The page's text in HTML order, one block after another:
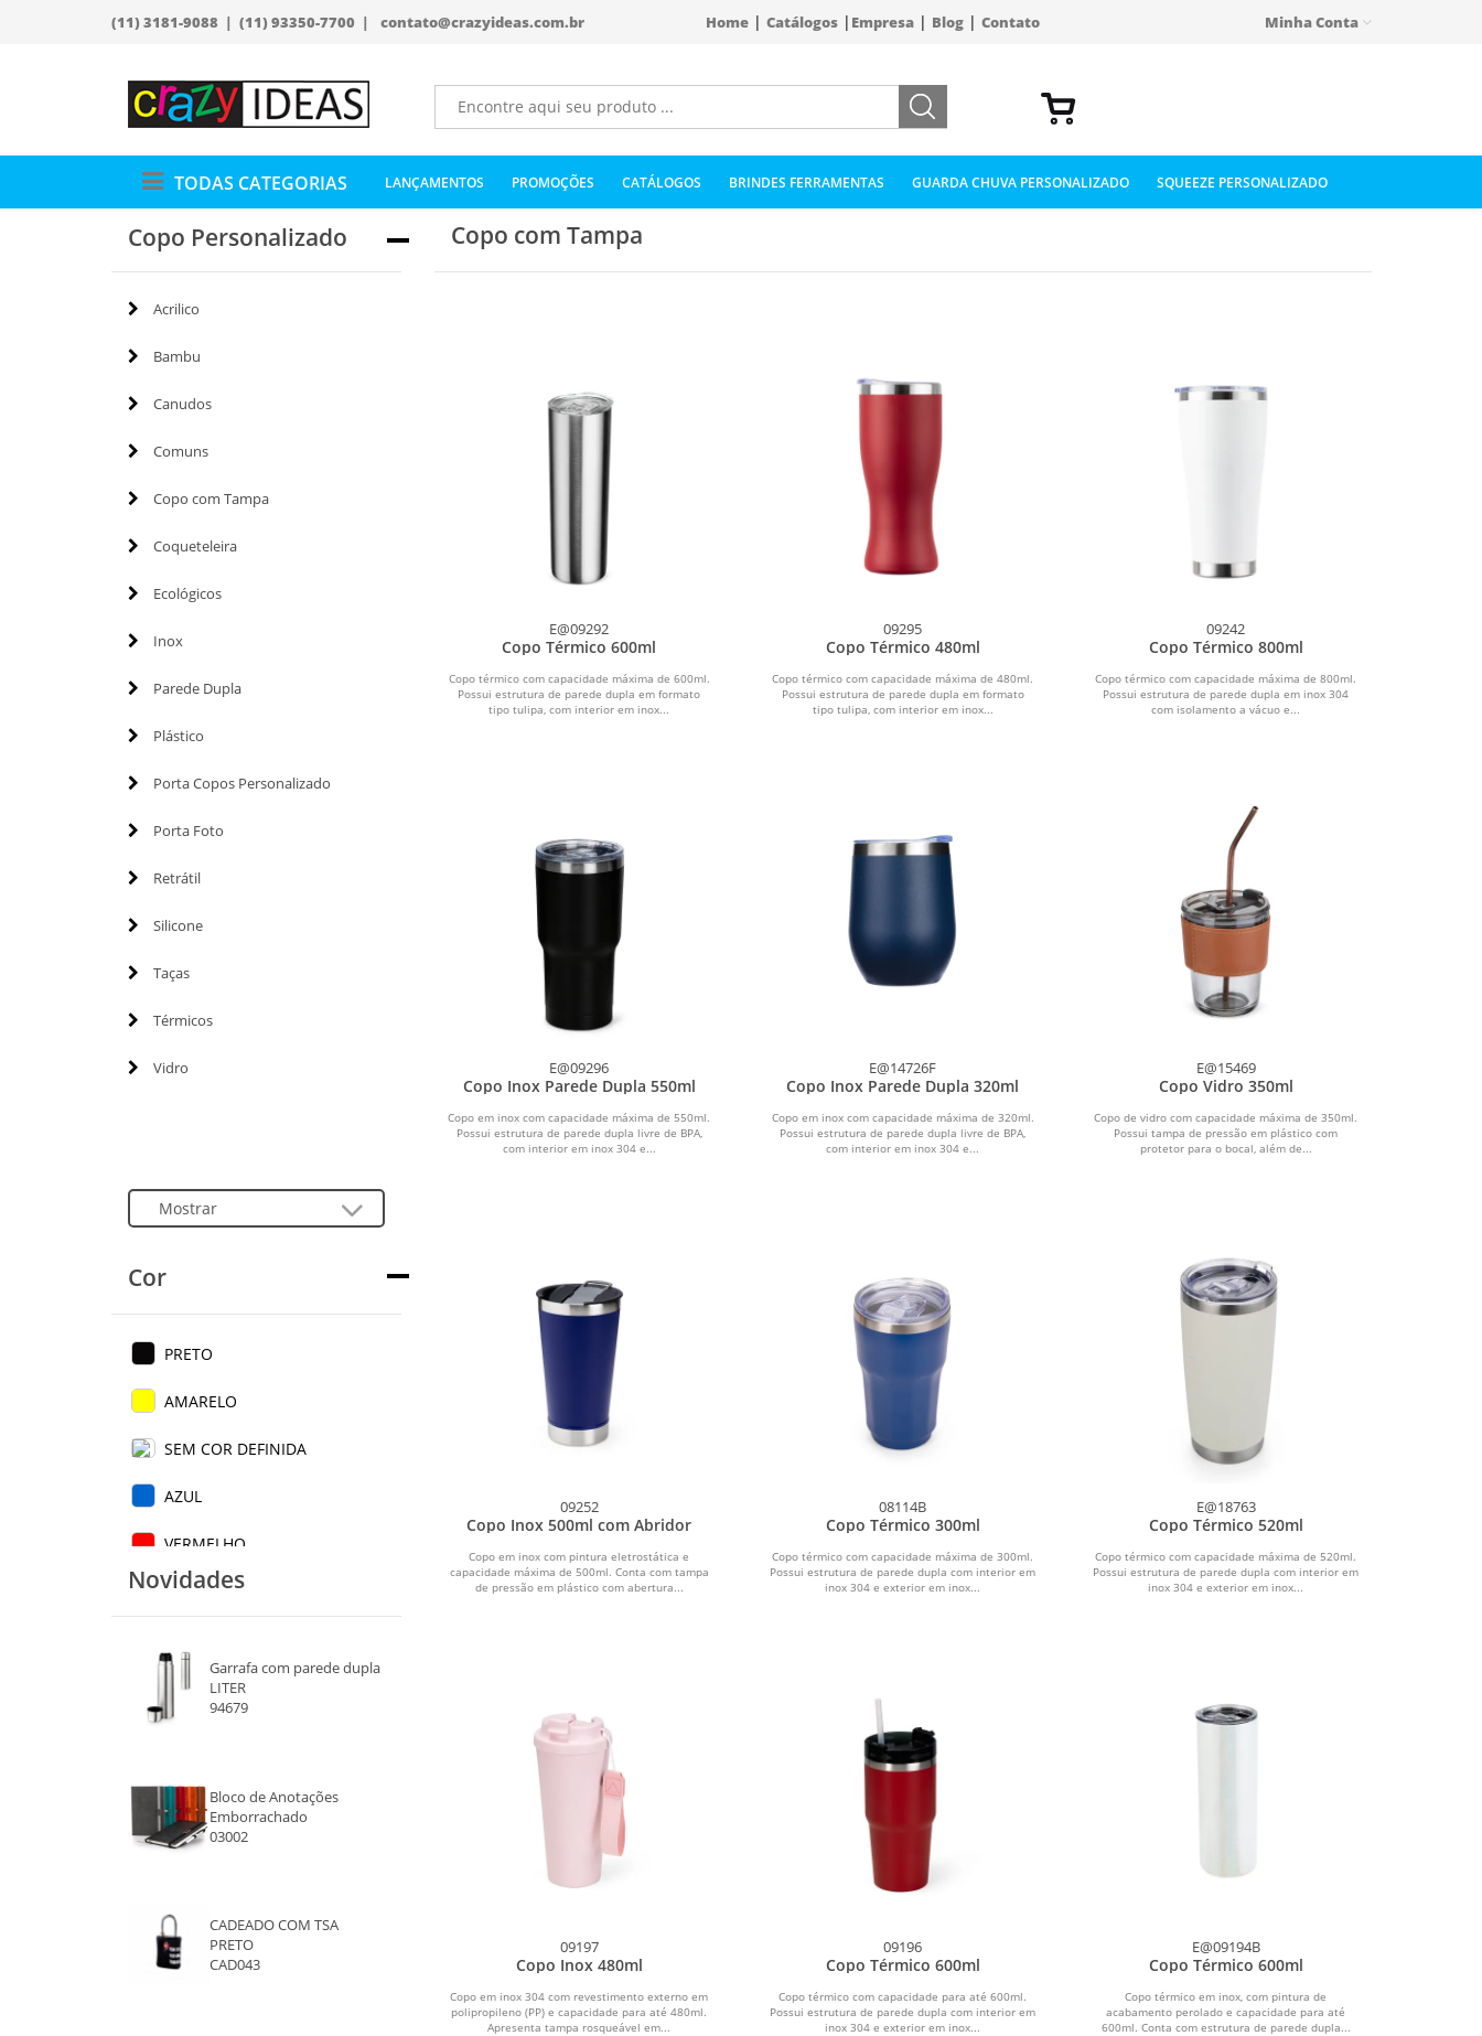
(11) 3181-9088 | (11) 93350-7700 | contato@crazyideas.com.br Home| Catálogos| Empresa| Blog| Contato Minha Conta
TODAS CATEGORIAS LANÇAMENTOS PROMOÇÕES CATÁLOGOS BRINDES FERRAMENTAS GUARDA CHUVA PERSONALIZADO SQUEEZE PERSONALIZADO
Copo Personalizado
Acrilico
Bambu
Canudos
Comuns
Copo com Tampa
Coqueteleira
Ecológicos
Inox
Parede Dupla
Plástico
Porta Copos Personalizado
Porta Foto
Retrátil
Silicone
Taças
Térmicos
Vidro
Cor
PRETO
AMARELO
SEM COR DEFINIDA
AZUL
VERMELHO
VERDE
CINZA
LARANJA
AZUL ROYAL
VERDE ÁGUA
VERMELHO 1
Novidades
Garrafa com parede dupla
LITER
94679
Bloco de Anotações
Emborrachado
03002
CADEADO COM TSA
PRETO
CAD043
Copo com Tampa
E@09292
Copo Térmico 600ml
Copo térmico com capacidade máxima de 600ml.
Possui estrutura de parede dupla em formato
tipo tulipa, com interior em inox...
09295
Copo Térmico 480ml
Copo térmico com capacidade máxima de 480ml.
Possui estrutura de parede dupla em formato
tipo tulipa, com interior em inox...
09242
Copo Térmico 800ml
Copo térmico com capacidade máxima de 800ml.
Possui estrutura de parede dupla em inox 304
com isolamento a vácuo e...
E@09296
Copo Inox Parede Dupla 550ml
Copo em inox com capacidade máxima de 550ml.
Possui estrutura de parede dupla livre de BPA,
com interior em inox 304 e...
E@14726F
Copo Inox Parede Dupla 320ml
Copo em inox com capacidade máxima de 320ml.
Possui estrutura de parede dupla livre de BPA,
com interior em inox 304 e...
E@15469
Copo Vidro 350ml
Copo de vidro com capacidade máxima de 350ml.
Possui tampa de pressão em plástico com
protetor para o bocal, além de...
09252
Copo Inox 500ml com Abridor
Copo em inox com pintura eletrostática e
capacidade máxima de 500ml. Conta com tampa
de pressão em plástico com abertura...
08114B
Copo Térmico 300ml
Copo térmico com capacidade máxima de 300ml.
Possui estrutura de parede dupla com interior em
inox 304 e exterior em inox...
E@18763
Copo Térmico 520ml
Copo térmico com capacidade máxima de 520ml.
Possui estrutura de parede dupla com interior em
inox 304 e exterior em inox...
09197
Copo Inox 480ml
Copo em inox 304 com revestimento externo em
polipropileno (PP) e capacidade para até 480ml.
Apresenta tampa rosqueável em...
09196
Copo Térmico 600ml
Copo térmico com capacidade para até 600ml.
Possui estrutura de parede dupla com interior em
inox 304 e exterior em inox...
E@09194B
Copo Térmico 600ml
Copo térmico em inox, com pintura de
acabamento perolado e capacidade para até
600ml. Conta com estrutura de parede dupla...